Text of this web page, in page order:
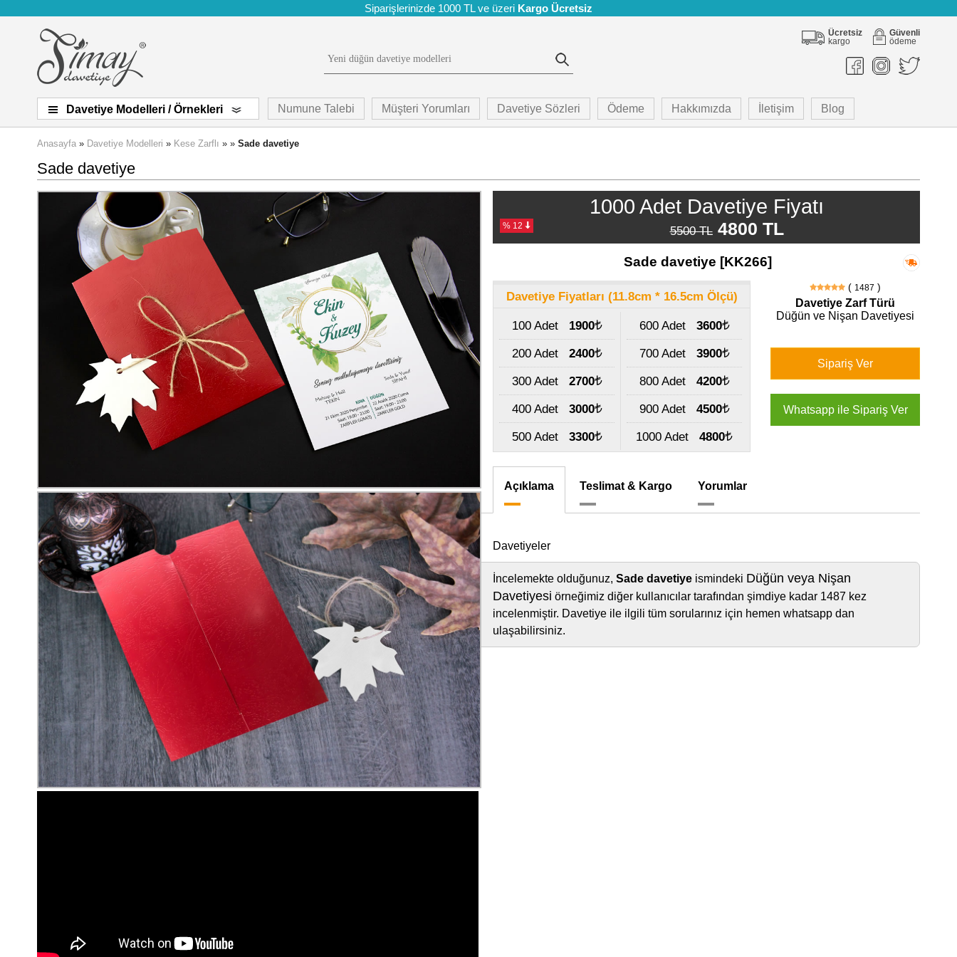
Siparişlerinizde 1000 TL ve üzeri Kargo Ücretsiz
Güvenli
ödeme
Ücretsiz
kargo
Davetiye Modelleri / Örnekleri Numune Talebi Müşteri Yorumları Davetiye Sözleri Ödeme Hakkımızda İletişim Blog
Anasayfa » Davetiye Modelleri » Kese Zarflı » » Sade davetiye
Sade davetiye
1000 Adet Davetiye Fiyatı
% 12 5500 TL4800 TL
Sade davetiye [KK266]
Davetiye Fiyatları (11.8cm * 16.5cm Ölçü)
100 Adet 1900
200 Adet 2400
300 Adet 2700
400 Adet 3000
500 Adet 3300
600 Adet 3600
700 Adet 3900
800 Adet 4200
900 Adet 4500
1000 Adet 4800
( 1487 )
Davetiye Zarf Türü
Düğün ve Nişan Davetiyesi
Açıklama Teslimat & Kargo Yorumlar
Davetiyeler
İncelemekte olduğunuz, Sade davetiye ismindeki Düğün veya Nişan
Davetiyesi örneğimiz diğer kullanıcılar tarafından şimdiye kadar 1487 kez
incelenmiştir. Davetiye ile ilgili tüm sorularınız için hemen whatsapp dan
ulaşabilirsiniz.